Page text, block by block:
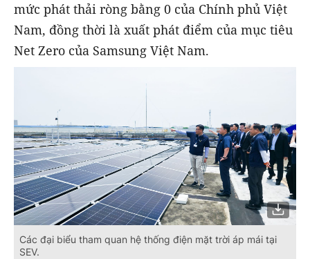
mức phát thải ròng bằng 0 của Chính phủ Việt
Nam, đồng thời là xuất phát điểm của mục tiêu
Net Zero của Samsung Việt Nam.
Các đại biểu tham quan hệ thống điện mặt trời áp mái tại
SEV.